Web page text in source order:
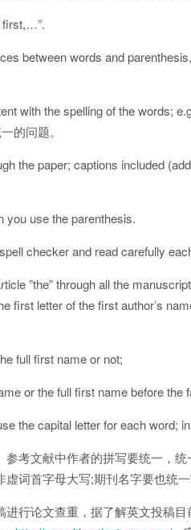
first,…”.
between words and
with the spelling of the words;
的问题。
the paper; captions included
you use the parenthesis.
checker and read carefully
”the” through all the
first letter of the first author’s
full first name or not;
or the full first name before the
the capital letter for each word;
考文献中作者的拼写要统一，
词首字母大写;期刊名字要也统
进行论文查重，据了解英文投稿